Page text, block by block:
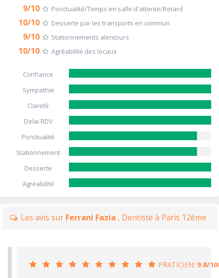
9/10 Ponctualité/Temps en salle d'attente/Retard
10/10 Desserte par les transports en commun
9/10 Stationnements alentours
10/10 Agréabilité des locaux
Confiance
Sympathie
Clareté
Delai RDV
Ponctualité
Stationnement
Desserte
Agreabilité
Les avis sur Ferrani Fazia , Dentiste à Paris 12ème
PRATICIEN: 9.8/10